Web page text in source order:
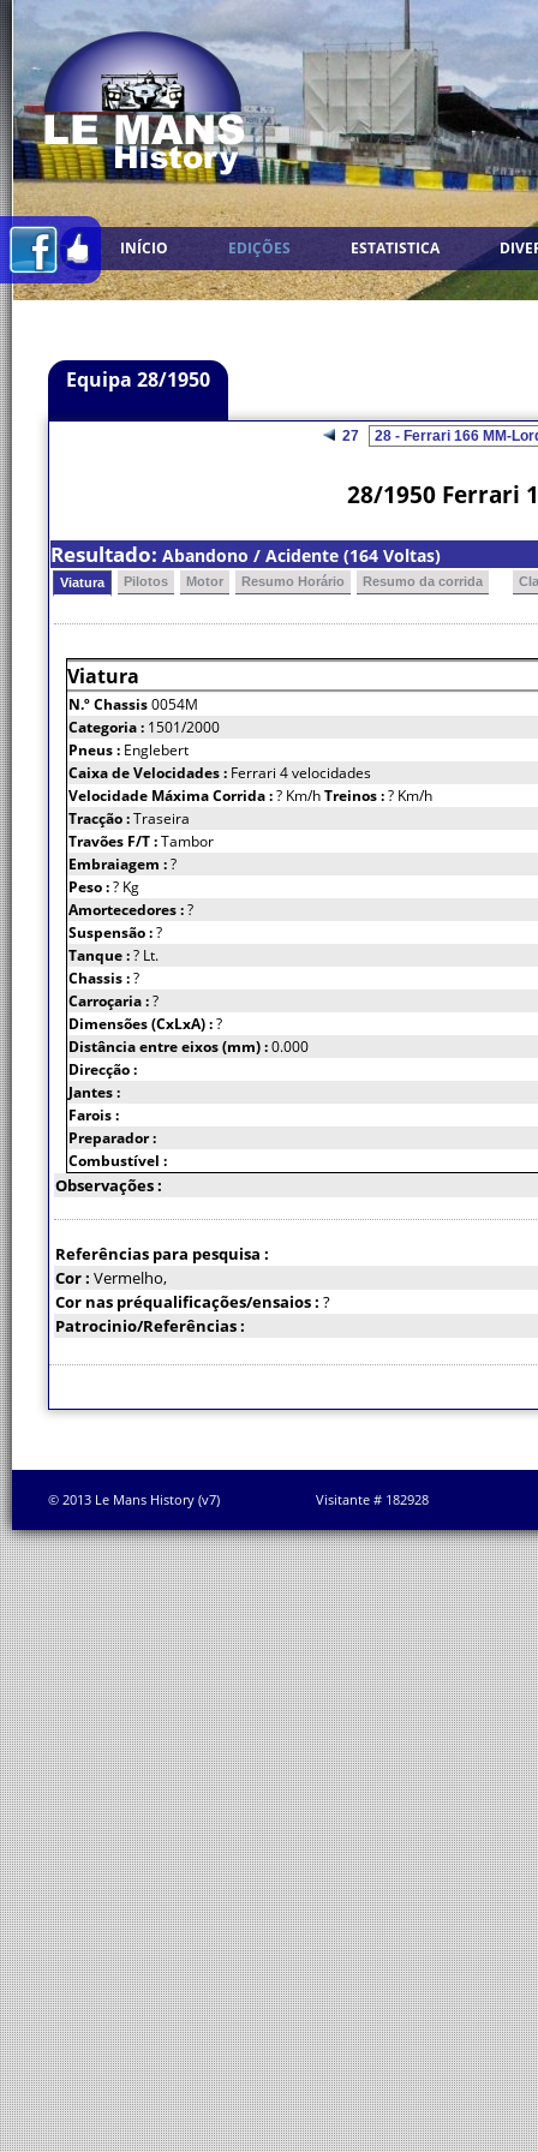
INÍCIO EDIÇÕES ESTATISTICA
Equipa 28/1950
27
28/1950 Ferrari
Resultado: Abandono / Acidente (164 Voltas)
Viatura Pilotos Motor Resumo Horário Resumo da corrida
Viatura
N.º Chassis0054M
Categoria : 1501/2000
Pneus : Englebert
Caixa de Velocidades : Ferrari 4 velocidades
Velocidade Máxima Corrida :? Km/hTreinos :? Km/h
Tracção :Traseira
Travões F/T :Tambor
Embraiagem :?
Peso :? Kg
Amortecedores :?
Suspensão :?
Tanque :? Lt.
Chassis :?
Carroçaria :?
Dimensões (CxLxA) :?
Distância entre eixos (mm) :0.000
Direcção :
Jantes :
Farois :
Preparador :
Combustível :
Observações :
Referências para pesquisa :
Cor : Vermelho,
Cor nas préqualificações/ensaios : ?
Patrocinio/Referências :
© 2013 Le Mans History (v7) Visitante # 182928